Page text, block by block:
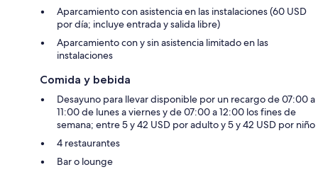
Aparcamiento con asistencia en las instalaciones (60 USD
por día; incluye entrada y salida libre)
Aparcamiento con y sin asistencia limitado en las
instalaciones
Comida y bebida
Desayuno para llevar disponible por un recargo de 07:00 a
11:00 de lunes a viernes y de 07:00 a 12:00 los fines de
semana; entre 5 y 42 USD por adulto y 5 y 42 USD por niño
4 restaurantes
Bar o lounge